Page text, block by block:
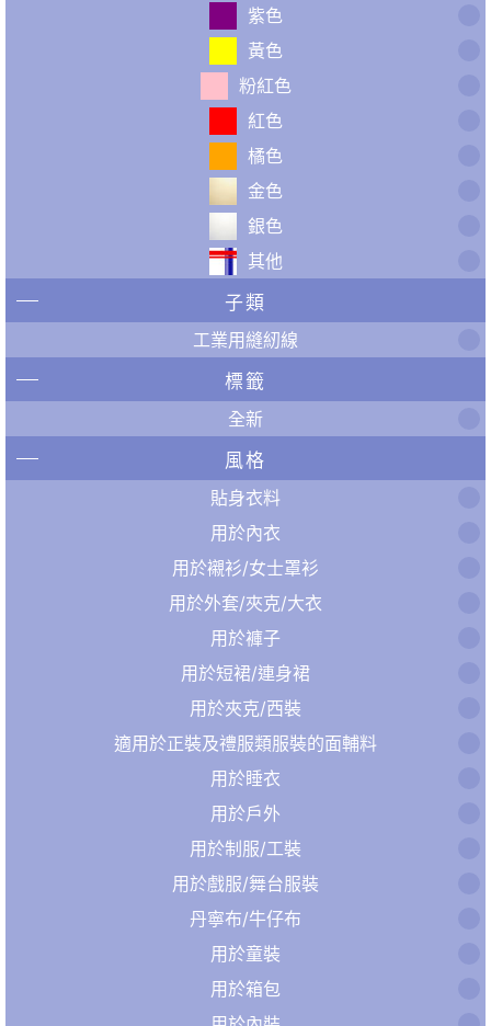
紫色
黃色
粉紅色
紅色
橘色
金色
銀色
其他
子類
工業用縫紉線
標籤
全新
風格
貼身衣料
用於內衣
用於襯衫/女士罩衫
用於外套/夾克/大衣
用於褲子
用於短裙/連身裙
用於夾克/西裝
適用於正裝及禮服類服裝的面輔料
用於睡衣
用於戶外
用於制服/工裝
用於戲服/舞台服裝
丹寧布/牛仔布
用於童裝
用於箱包